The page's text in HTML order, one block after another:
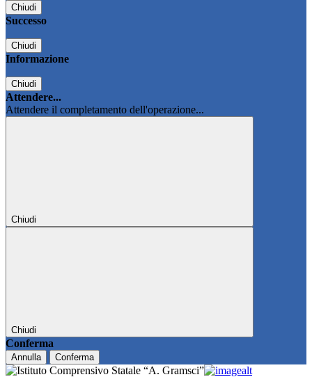
Chiudi
Successo
Chiudi
Informazione
Chiudi
Attendere...
Attendere il completamento dell'operazione...
Chiudi
Chiudi
Conferma
Annulla Conferma